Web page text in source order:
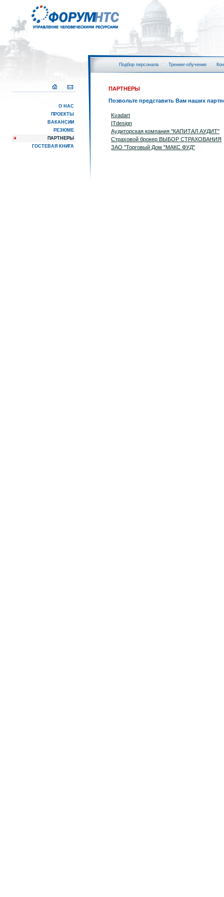
О НАС
ПРОЕКТЫ
ВАКАНСИИ
РЕЗЮМЕ
ПАРТНЕРЫ
ГОСТЕВАЯ КНИГА
Подбор персонала Тренинг-обучение
ПАРТНЕРЫ
Позвольте представить Вам наших
Kvadart
ITdesign
Аудиторская компания "КАПИТАЛ АУДИТ"
Страховой брокер ВЫБОР СТРАХОВАНИЯ
ЗАО "Торговый Дом "МАКС ФУД"